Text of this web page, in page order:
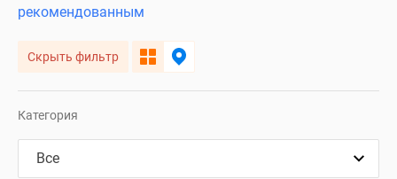
рекомендованным
Скрыть фильтр
Категория